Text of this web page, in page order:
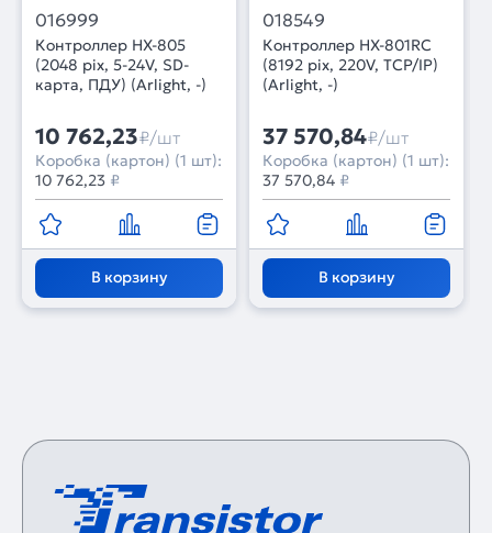
016999
Контроллер HX-805
(2048 pix, 5-24V, SD-
карта, ПДУ) (Arlight, -)
10 762,23₽/шт
Коробка (картон) (1 шт):
10 762,23 ₽
В корзину
018549
Контроллер HX-801RC
(8192 pix, 220V, TCP/IP)
(Arlight, -)
37 570,84₽/шт
Коробка (картон) (1 шт):
37 570,84 ₽
В корзину